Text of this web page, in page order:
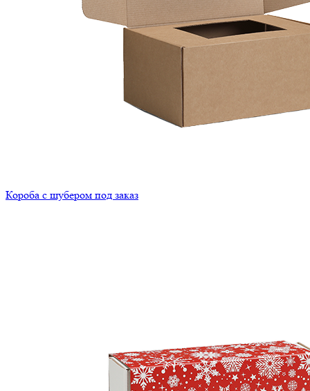
Короба с шубером под заказ